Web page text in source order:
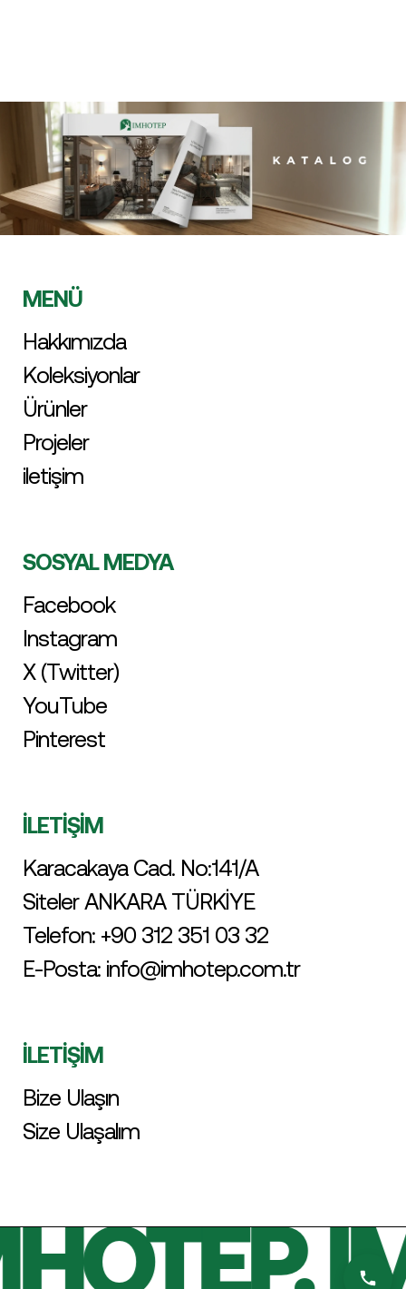
MENÜ
Hakkımızda
Koleksiyonlar
Ürünler
Projeler
iletişim
SOSYAL MEDYA
Facebook
Instagram
X (Twitter)
YouTube
Pinterest
İLETİŞİM
Karacakaya Cad. No:141/A
Siteler ANKARA TÜRKİYE
Telefon: +90 312 351 03 32
E-Posta: info@imhotep.com.tr
İLETİŞİM
Bize Ulaşın
Size Ulaşalım